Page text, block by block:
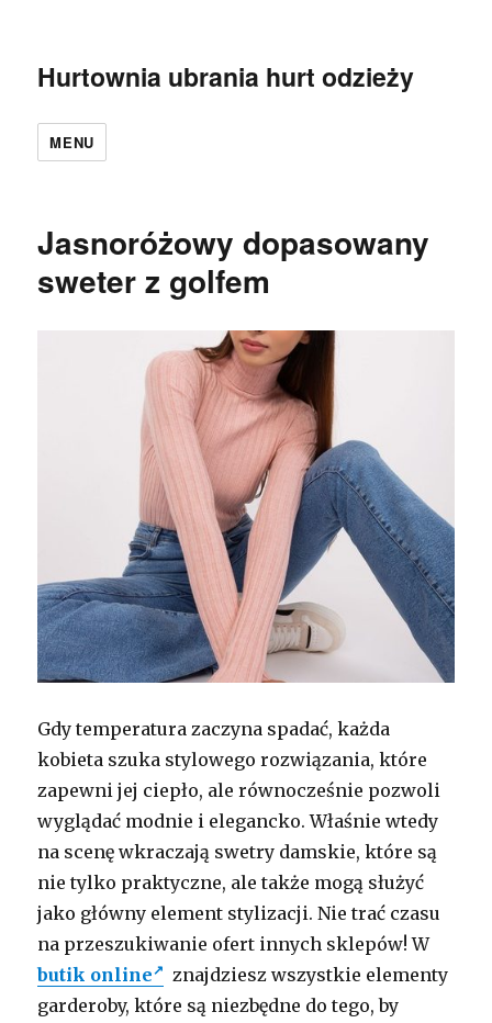
Hurtownia ubrania hurt odzieży
MENU
Jasnoróżowy dopasowany
sweter z golfem
Gdy temperatura zaczyna spadać, każda
kobieta szuka stylowego rozwiązania, które
zapewni jej ciepło, ale równocześnie pozwoli
wyglądać modnie i elegancko. Właśnie wtedy
na scenę wkraczają swetry damskie, które są
nie tylko praktyczne, ale także mogą służyć
jako główny element stylizacji. Nie trać czasu
na przeszukiwanie ofert innych sklepów! W
butik online
znajdziesz wszystkie elementy
garderoby, które są niezbędne do tego, by